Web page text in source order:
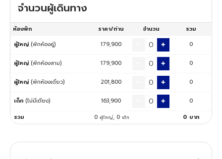
จำนวนผู้เดินทาง
ห้องพัก ราคา/ท่าน จำนวน
รวม
ผู้ใหญ่ (พักห้องคู่) 179,900 0
ผู้ใหญ่ (พักห้องสาม) 179,900 0
ผู้ใหญ่ (พักห้องเดี่ยว) 201,800 0
เด็ก (ไม่มีเตียง) 163,900
0
รวม
0 ผู้ใหญ่, 0 เด็ก 0 บาท
ทัวร์ออสเตรเลีย